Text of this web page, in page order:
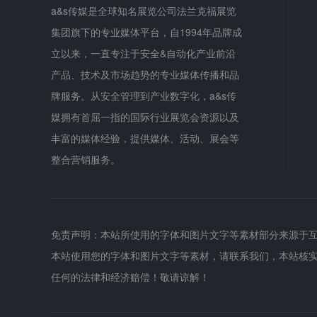
a&s传媒是全球知名展览公司法兰克福展览
集团旗下的专业媒体平台，自1994年品牌成
立以来，一直专注于安全&自动化产业前沿
产品、技术及市场趋势的专业媒体传播和品
牌服务。从安全管理到产业数字化，a&s传
媒拥有首屈一指的国际行业展览会资源以及
丰富的媒体经验，提供媒体、活动、展会等
整合营销服务。
免责声明：本站所使用的字体和图片文字等素材部分来源
本站使用您的字体和图片文字等素材，请联系我们，本站
任何的法律和经济赔偿！敬请谅解！